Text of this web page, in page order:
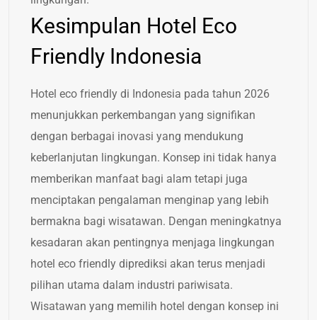
Kesimpulan Hotel Eco
Friendly Indonesia
Hotel eco friendly di Indonesia pada tahun 2026
menunjukkan perkembangan yang signifikan
dengan berbagai inovasi yang mendukung
keberlanjutan lingkungan. Konsep ini tidak hanya
memberikan manfaat bagi alam tetapi juga
menciptakan pengalaman menginap yang lebih
bermakna bagi wisatawan. Dengan meningkatnya
kesadaran akan pentingnya menjaga lingkungan
hotel eco friendly diprediksi akan terus menjadi
pilihan utama dalam industri pariwisata.
Wisatawan yang memilih hotel dengan konsep ini